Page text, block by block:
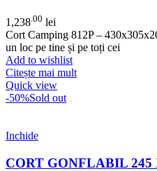
1,238 .00 lei
Cort Camping 812P –
un loc pe tine și pe toți cei
Add to wishlist
Citește mai mult
Quick view
-50%Sold out
Inchide
CORT GONFLABIL 245